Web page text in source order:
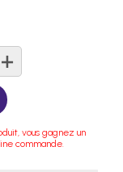
+
vous gagnez un
commande.